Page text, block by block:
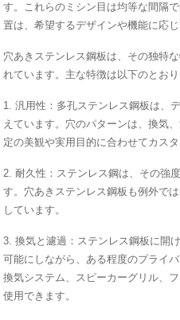
す。これらのミシン目は均等な間隔
置は、希望するデザインや機能に応
穴あきステンレス鋼板は、その独特
れています。主な特徴は以下のとおり
1. 汎用性：多孔ステンレス鋼板は、
えています。穴のパターンは、換気
定の美観や実用目的に合わせてカスタ
2. 耐久性：ステンレス鋼は、その強
す。穴あきステンレス鋼板も例外で
しています。
3. 換気と濾過：ステンレス鋼板に開
可能にしながら、ある程度のプライ
換気システム、スピーカーグリル、
使用できます。